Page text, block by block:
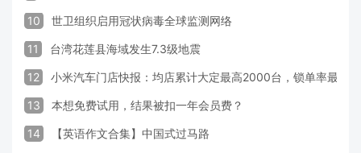
10 世卫组织启用冠状病毒全球监测网络
11 台湾花莲县海域发生7.3级地震
12 小米汽车门店快报：均店累计大定最高2000台，锁单率最高
13 本想免费试用，结果被扣一年会员费？
14 【英语作文合集】中国式过马路